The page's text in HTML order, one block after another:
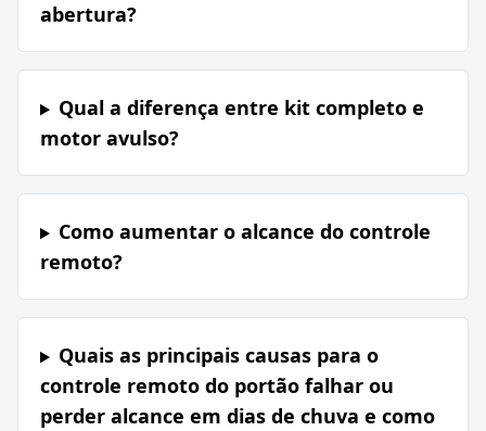
abertura?
Qual a diferença entre kit completo e
motor avulso?
Como aumentar o alcance do controle
remoto?
Quais as principais causas para o
controle remoto do portão falhar ou
perder alcance em dias de chuva e como